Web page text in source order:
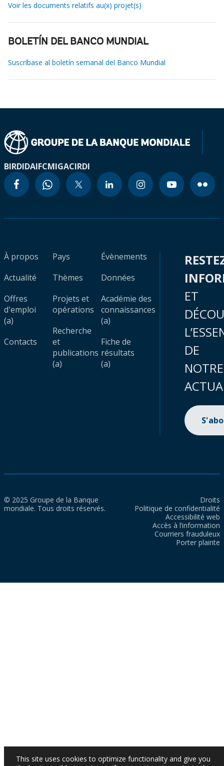
Voir les documents relatifs au(x) projet(s)
BOLETÍN DEL BANCO MUNDIAL
Suscríbase al boletín semanal del Banco Mundial
BIRDIDAIFCMIGACIRDI
À propos
Actualité
Offres
d'emploi
(a)
Contacts
Pays
Thèmes
Projets et
opérations
Recherche
et
publications
(a)
Évènements
Données
Académie des
connaissances
(a)
Fiche de
résultats
(a)
ET
DE
NOTRE
© 2025 Groupe de la Banque
mondiale. Tous droits réservés.
Droits
Politique de confidentialité
Accessibilité web
Accès à l’information
Courriers frauduleux
Porter plainte
This site uses cookies to optimize functionality and give you